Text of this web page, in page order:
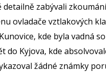
detailně zabývali
ovladače vztlakových
kde byla vadná
do Kyjova, kde
žádné známky